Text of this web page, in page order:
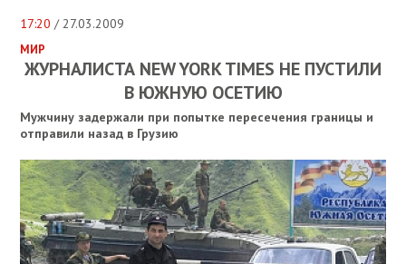
17:20 / 27.03.2009
МИР
ЖУРНАЛИСТА NEW YORK TIMES НЕ ПУСТИЛИ
В ЮЖНУЮ ОСЕТИЮ
Мужчину задержали при попытке пересечения границы и
отправили назад в Грузию